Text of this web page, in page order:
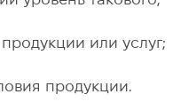
или услуг;
продукции.